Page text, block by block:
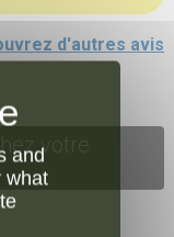
d'autres avis
votre
and
what